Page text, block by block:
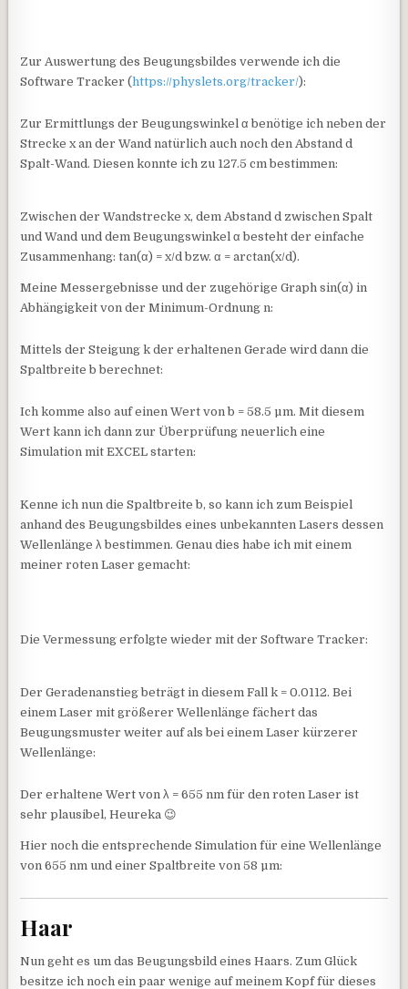
Zur Auswertung des Beugungsbildes verwende ich die
Software Tracker (https://physlets.org/tracker/):
Zur Ermittlungs der Beugungswinkel α benötige ich neben der
Strecke x an der Wand natürlich auch noch den Abstand d
Spalt-Wand. Diesen konnte ich zu 127.5 cm bestimmen:
Zwischen der Wandstrecke x, dem Abstand d zwischen Spalt
und Wand und dem Beugungswinkel α besteht der einfache
Zusammenhang: tan(α) = x/d bzw. α = arctan(x/d).
Meine Messergebnisse und der zugehörige Graph sin(α) in
Abhängigkeit von der Minimum-Ordnung n:
Mittels der Steigung k der erhaltenen Gerade wird dann die
Spaltbreite b berechnet:
Ich komme also auf einen Wert von b = 58.5 µm. Mit diesem
Wert kann ich dann zur Überprüfung neuerlich eine
Simulation mit EXCEL starten:
Kenne ich nun die Spaltbreite b, so kann ich zum Beispiel
anhand des Beugungsbildes eines unbekannten Lasers dessen
Wellenlänge λ bestimmen. Genau dies habe ich mit einem
meiner roten Laser gemacht:
Die Vermessung erfolgte wieder mit der Software Tracker:
Der Geradenanstieg beträgt in diesem Fall k = 0.0112. Bei
einem Laser mit größerer Wellenlänge fächert das
Beugungsmuster weiter auf als bei einem Laser kürzerer
Wellenlänge:
Der erhaltene Wert von λ = 655 nm für den roten Laser ist
sehr plausibel, Heureka 😉
Hier noch die entsprechende Simulation für eine Wellenlänge
von 655 nm und einer Spaltbreite von 58 µm:
Haar
Nun geht es um das Beugungsbild eines Haars. Zum Glück
besitze ich noch ein paar wenige auf meinem Kopf für dieses